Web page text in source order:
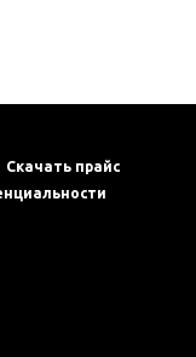
Скачать прайс